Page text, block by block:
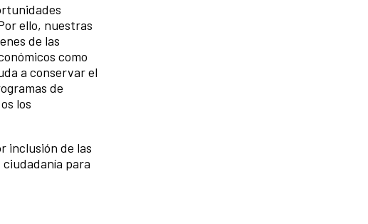
ello, nuestras
de las
como
a conservar el
de
los
inclusión de las
para